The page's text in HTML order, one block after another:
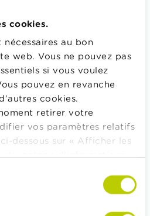
cookies.
au bon
web. Vous ne pouvez pas
si vous voulez
pouvez en revanche
cookies.
retirer votre
vos paramètres relatifs
dessous sur « Afficher les
est durable ou non.
:
climatique,
climatique,
la protection des ressources
économie circulaire,
de la biodiversité et